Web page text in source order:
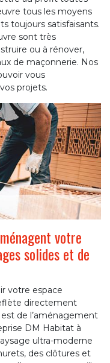
tous les moyens
toujours satisfaisants.
sont très
ou à rénover,
de maçonnerie. Nos
vous
projets.
votre
solides et de
votre espace
directement
de l’aménagement
DM Habitat à
ultra-moderne
des clôtures et